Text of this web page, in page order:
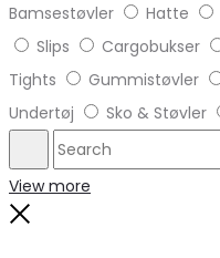
Bamsestøvler
Hatte
Slips
Cargobukser
Tights
Gummistøvler
Undertøj
Sko & Støvler
Search
View more